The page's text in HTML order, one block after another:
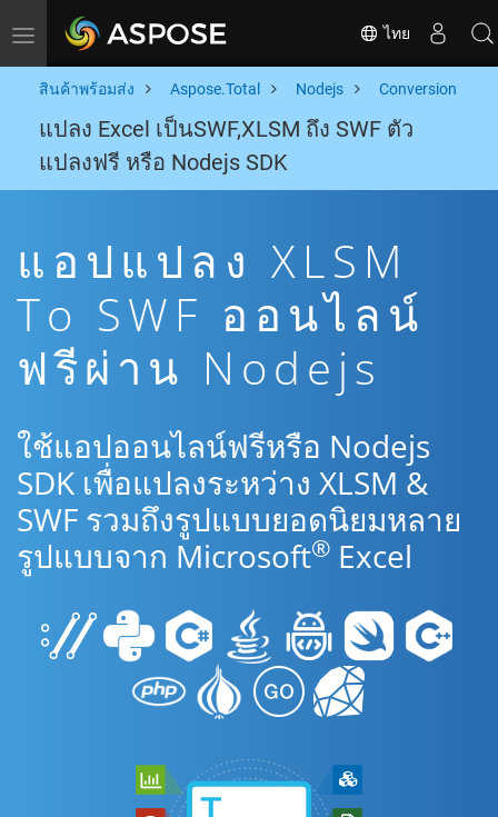
Toggle navigation ไทย
สินค้าพร้อมส่ง Aspose.Total Nodejs Conversion
แปลง Excel เป็นSWF,XLSM ถึง SWF ตัว
แปลงฟรี หรือ Nodejs SDK
แอปแปลง XLSM
To SWF ออนไลน์
ฟรีผ่าน Nodejs
ใช้แอปออนไลน์ฟรีหรือ Nodejs
SDK เพื่อแปลงระหว่าง XLSM &
SWF รวมถึงรูปแบบยอดนิยมหลาย
รูปแบบจาก Microsoft® Excel